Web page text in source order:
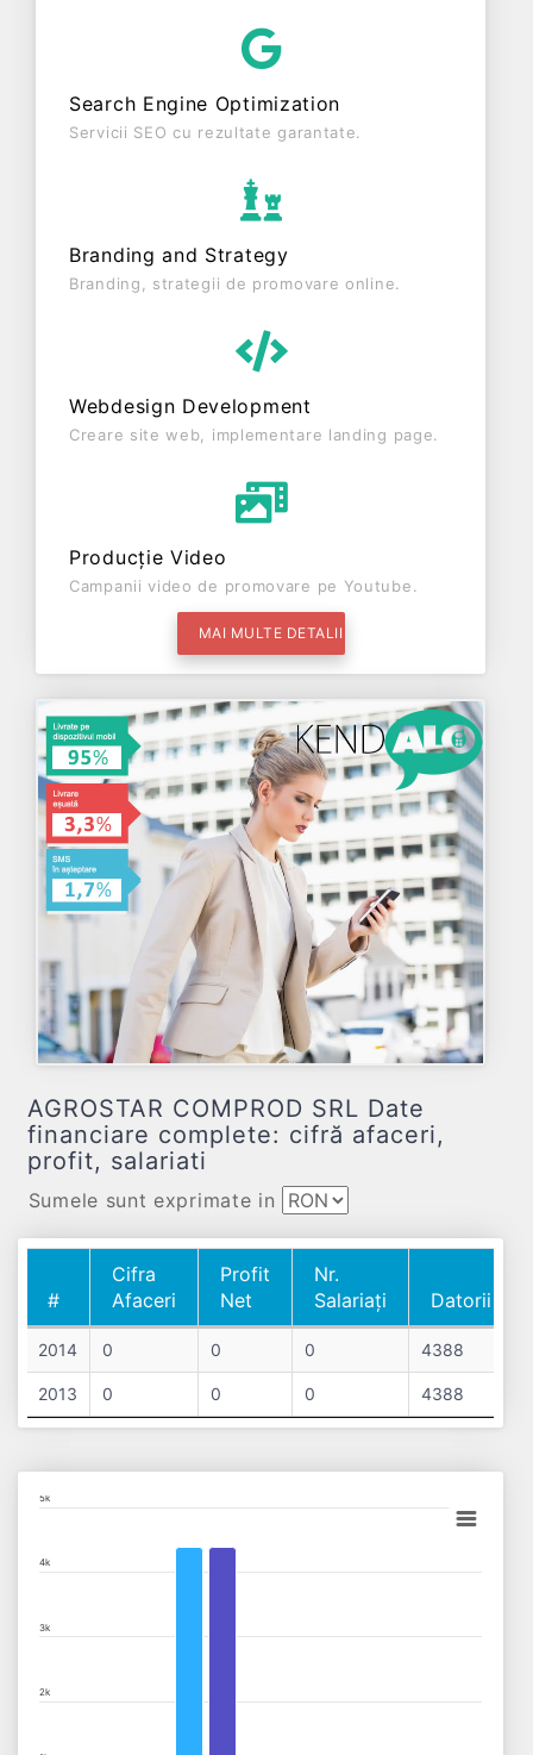
din punct de vedere fiscal si are status: RADIATA.
Societatea nu este plătitoare de TVA.
Search Engine Optimization
Servicii SEO cu rezultate garantate.
Branding and Strategy
Branding, strategii de promovare online.
Webdesign Development
Creare site web, implementare landing page.
Producție Video
Campanii video de promovare pe Youtube.
MAI MULTE DETALII
AGROSTAR COMPROD SRL Date
financiare complete: cifră afaceri,
profit, salariati
Sumele sunt exprimate in
#
Cifra
Afaceri
Profit
Net
Nr.
Salariați
Datorii
#
Afaceri
Net
Salariați
Datorii
2014 0 0 0 4388
2013 0 0 0 4388
Chart
Bar chart with 2 data series.
View as data table, Chart
The chart has 1 Y axis displaying values. Data ranges from 0 to
2k
3k
4k
5k